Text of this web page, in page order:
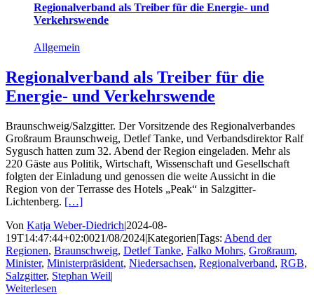
Regionalverband als Treiber für die Energie- und
Verkehrswende
Allgemein
Regionalverband als Treiber für die
Energie- und Verkehrswende
Braunschweig/Salzgitter. Der Vorsitzende des Regionalverbandes
Großraum Braunschweig, Detlef Tanke, und Verbandsdirektor Ralf
Sygusch hatten zum 32. Abend der Region eingeladen. Mehr als
220 Gäste aus Politik, Wirtschaft, Wissenschaft und Gesellschaft
folgten der Einladung und genossen die weite Aussicht in die
Region von der Terrasse des Hotels „Peak“ in Salzgitter-
Lichtenberg. […]
Von Katja Weber-Diedrich|2024-08-
19T14:47:44+02:0021/08/2024|Kategorien|Tags: Abend der
Regionen, Braunschweig, Detlef Tanke, Falko Mohrs, Großraum,
Minister, Ministerpräsident, Niedersachsen, Regionalverband, RGB,
Salzgitter, Stephan Weil|
Weiterlesen